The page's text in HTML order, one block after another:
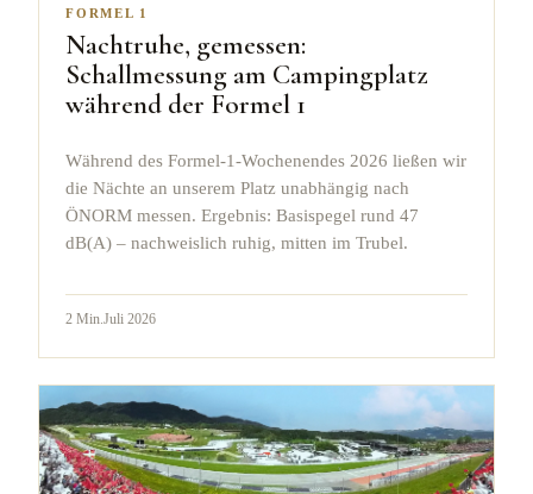
FORMEL 1
Nachtruhe, gemessen:
Schallmessung am Campingplatz
während der Formel 1
Während des Formel-1-Wochenendes 2026 ließen wir
die Nächte an unserem Platz unabhängig nach
ÖNORM messen. Ergebnis: Basispegel rund 47
dB(A) – nachweislich ruhig, mitten im Trubel.
2 Min. Juli 2026